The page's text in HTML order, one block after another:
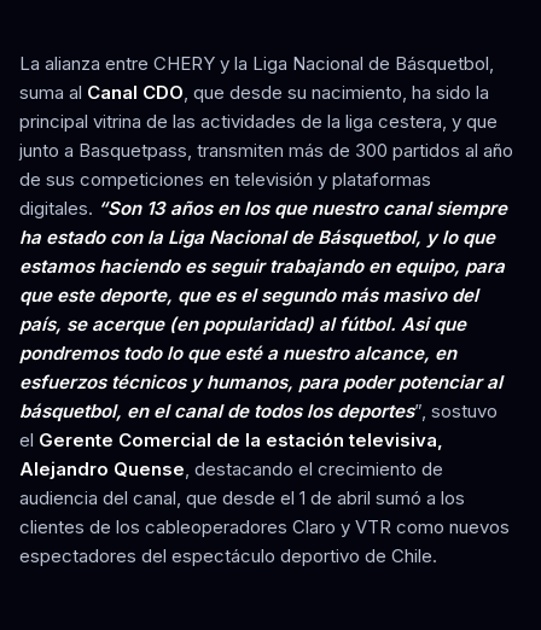
La alianza entre CHERY y la Liga Nacional de Básquetbol,
suma al Canal CDO, que desde su nacimiento, ha sido la
principal vitrina de las actividades de la liga cestera, y que
junto a Basquetpass, transmiten más de 300 partidos al año
de sus competiciones en televisión y plataformas
digitales. “Son 13 años en los que nuestro canal siempre
ha estado con la Liga Nacional de Básquetbol, y lo que
estamos haciendo es seguir trabajando en equipo, para
que este deporte, que es el segundo más masivo del
país, se acerque (en popularidad) al fútbol. Asi que
pondremos todo lo que esté a nuestro alcance, en
esfuerzos técnicos y humanos, para poder potenciar al
básquetbol, en el canal de todos los deportes”, sostuvo
el Gerente Comercial de la estación televisiva,
Alejandro Quense, destacando el crecimiento de
audiencia del canal, que desde el 1 de abril sumó a los
clientes de los cableoperadores Claro y VTR como nuevos
espectadores del espectáculo deportivo de Chile.